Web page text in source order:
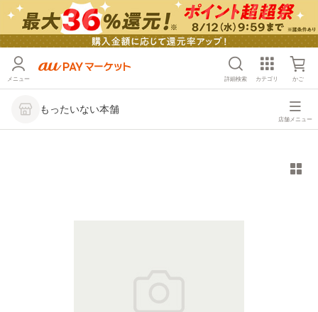
メニュー 詳細検索 カテゴリ かご
もったいない本舗
店舗メニュー